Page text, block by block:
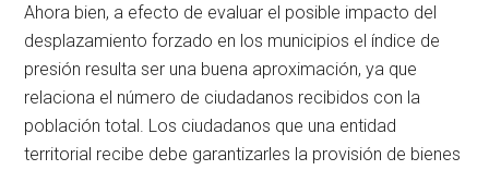
Ahora bien, a efecto de evaluar el posible impacto del
desplazamiento forzado en los municipios el índice de
presión resulta ser una buena aproximación, ya que
relaciona el número de ciudadanos recibidos con la
población total. Los ciudadanos que una entidad
territorial recibe debe garantizarles la provisión de bienes